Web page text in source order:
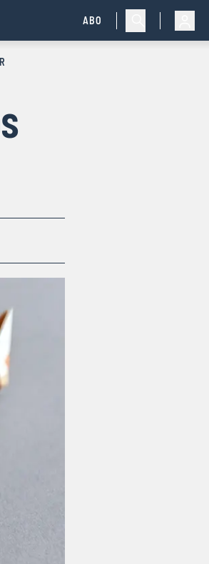
ABO